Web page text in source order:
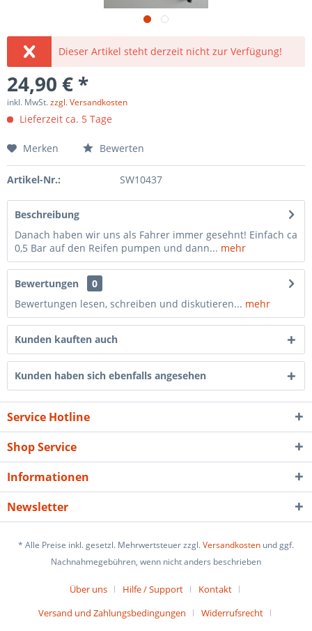
Dieser Artikel steht derzeit nicht zur Verfügung!
24,90 € *
inkl. MwSt.zzgl. Versandkosten
Lieferzeit ca. 5 Tage
Merken Bewerten
Artikel-Nr.: SW10437
Beschreibung
Danach haben wir uns als Fahrer immer gesehnt! Einfach ca
0,5 Bar auf den Reifen pumpen und dann... mehr
Bewertungen
0
Bewertungen lesen, schreiben und diskutieren... mehr
Kunden kauften auch
Kunden haben sich ebenfalls angesehen
Service Hotline
Shop Service
Informationen
Newsletter
* Alle Preise inkl. gesetzl. Mehrwertsteuer zzgl.Versandkosten und ggf.
Nachnahmegebühren, wenn nicht anders beschrieben
Über uns Hilfe / Support
Kontakt
Versand und Zahlungsbedingungen
Widerrufsrecht